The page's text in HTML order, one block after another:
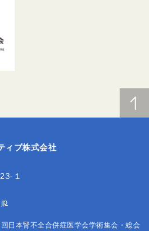
ィブ株式会社
１
日本腎不全合併症医学会学術集会・総会